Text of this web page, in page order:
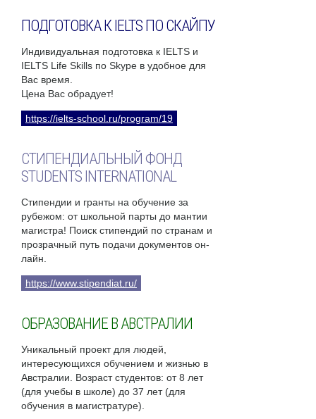
ПОДГОТОВКА К IELTS ПО СКАЙПУ
Индивидуальная подготовка к IELTS и
IELTS Life Skills по Skype в удобное для
Вас время.
Цена Вас обрадует!
https://ielts-school.ru/program/19
СТИПЕНДИАЛЬНЫЙ ФОНД
STUDENTS INTERNATIONAL
Стипендии и гранты на обучение за
рубежом: от школьной парты до мантии
магистра! Поиск стипендий по странам и
прозрачный путь подачи документов он-
лайн.
https://www.stipendiat.ru/
ОБРАЗОВАНИЕ В АВСТРАЛИИ
Уникальный проект для людей,
интересующихся обучением и жизнью в
Австралии. Возраст студентов: от 8 лет
(для учебы в школе) до 37 лет (для
обучения в магистратуре).